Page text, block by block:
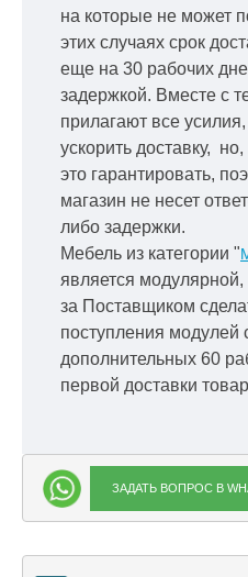
на которые не может
этих случаях срок
еще на 30 рабочих
задержкой. Вместе с
прилагают все
ускорить доставку,
это гарантировать,
магазин не несет
либо задержки.
Мебель из категории "
является модулярной,
за Поставщиком
поступления модулей
дополнительных 60
первой доставки
ЗАДАТЬ ВОПРОС В